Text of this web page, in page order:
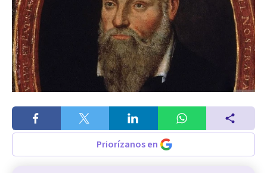
Priorízanos en